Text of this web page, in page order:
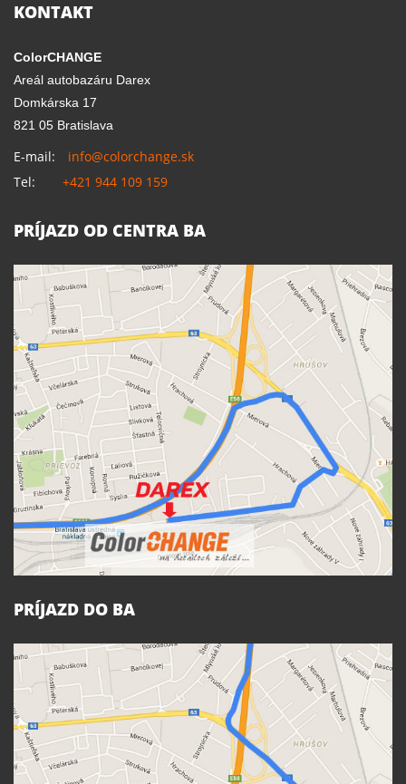
KONTAKT
ColorCHANGE
Areál autobazáru Darex
Domkárska 17
821 05 Bratislava
E-mail:
info@colorchange.sk
Tel:
+421 944 109 159
PRÍJAZD OD CENTRA BA
PRÍJAZD DO BA